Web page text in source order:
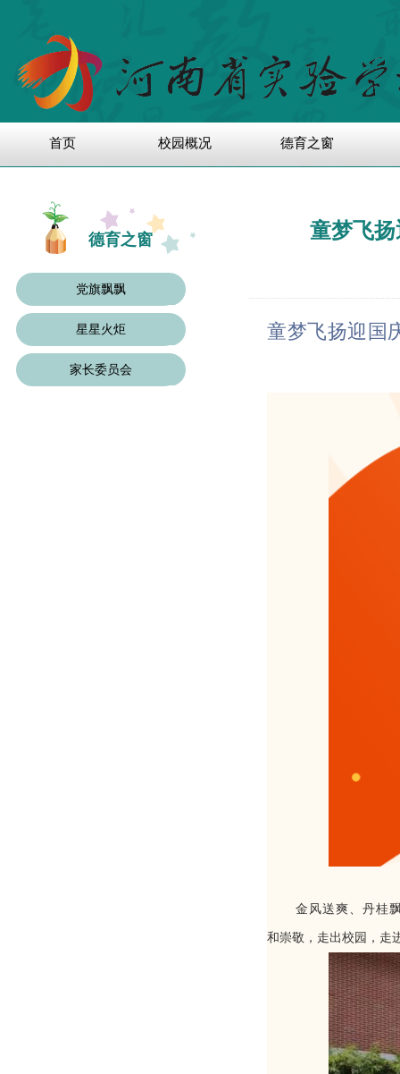
首页 校园概况 德育之窗
德育之窗 童梦飞
童梦飞扬迎国
金风送爽、丹桂
和崇敬，走出校园，走
党旗飘飘
星星火炬
家长委员会